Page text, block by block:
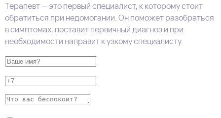
Терапевт — это первый специалист, к которому стоит
обратиться при недомогании. Он поможет разобраться
в симптомах, поставит первичный диагноз и при
необходимости направит к узкому специалисту.